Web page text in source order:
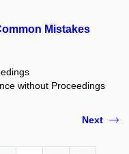
Mistakes
without Proceedings
Next